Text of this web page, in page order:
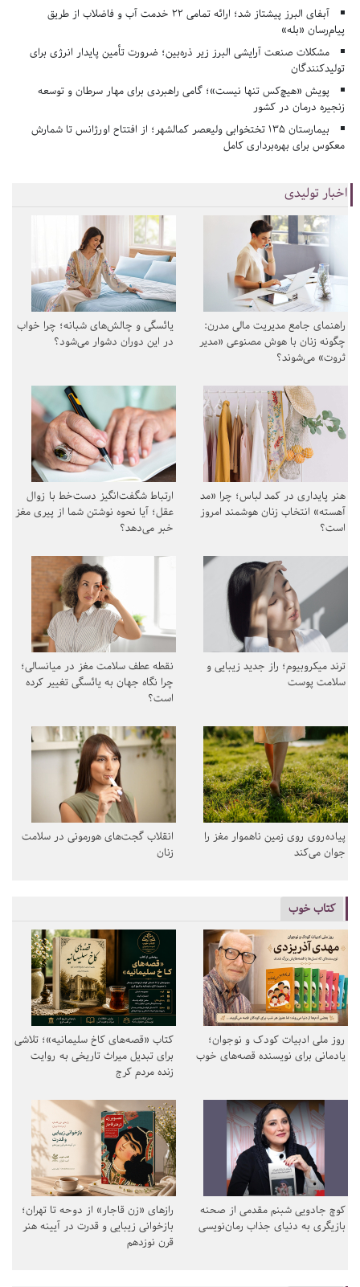
آبفای البرز پیشتاز شد؛ ارائه تمامی ۲۲ خدمت آب و فاضلاب از طریق
پیام‌رسان «بله»
مشکلات صنعت آرایشی البرز زیر ذره‌بین؛ ضرورت تأمین پایدار انرژی برای
تولیدکنندگان
پویش «هیچ‌کس تنها نیست»؛ گامی راهبردی برای مهار سرطان و توسعه
زنجیره درمان در کشور
بیمارستان ۱۳۵ تختخوابی ولیعصر کمالشهر؛ از افتتاح اورژانس تا شمارش
معکوس برای بهره‌برداری کامل
اخبار تولیدی
راهنمای جامع مدیریت مالی مدرن:
چگونه زنان با هوش مصنوعی «مدیر
ثروت» می‌شوند؟
یائسگی و چالش‌های شبانه؛ چرا خواب
در این دوران دشوار می‌شود؟
هنر پایداری در کمد لباس؛ چرا «مد
آهسته» انتخاب زنان هوشمند امروز
است؟
ارتباط شگفت‌انگیز دست‌خط با زوال
عقل؛ آیا نحوه نوشتن شما از پیری مغز
خبر می‌دهد؟
ترند میکروبیوم؛ راز جدید زیبایی و
سلامت پوست
نقطه عطف سلامت مغز در میانسالی؛
چرا نگاه جهان به یائسگی تغییر کرده
است؟
پیاده‌روی روی زمین ناهموار مغز را
جوان می‌کند
انقلاب گجت‌های هورمونی در سلامت
زنان
کتاب خوب
روز ملی ادبیات کودک و نوجوان؛
یادمانی برای نویسنده قصه‌های خوب
کتاب «قصه‌های کاخ سلیمانیه»؛ تلاشی
برای تبدیل میراث تاریخی به روایت
زنده مردم کرج
کوچ جادویی شبنم مقدمی از صحنه
بازیگری به دنیای جذاب رمان‌نویسی
رازهای «زن قاجار» از دوحه تا تهران؛
بازخوانی زیبایی و قدرت در آیینه هنر
قرن نوزدهم